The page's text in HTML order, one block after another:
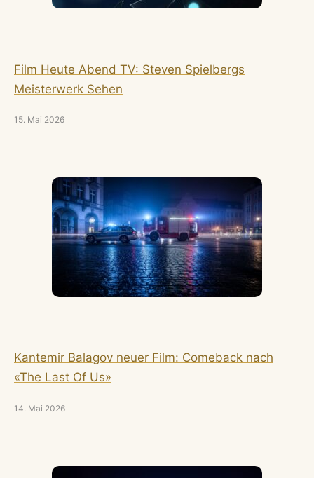
Film Heute Abend TV: Steven Spielbergs
Meisterwerk Sehen
15. Mai 2026
Kantemir Balagov neuer Film: Comeback nach
«The Last Of Us»
14. Mai 2026